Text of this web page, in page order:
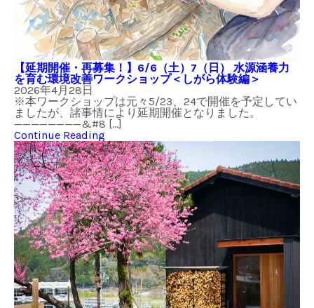
【延期開催・再募集！】6/6（土）7（日） 水源涵養力
を育む環境改善ワークショップ＜しがら体験編＞
2026年4月28日
※本ワークショップは元々5/23、24で開催を予定してい
ましたが、諸事情により延期開催となりました。
————————&#8 […]
Continue Reading